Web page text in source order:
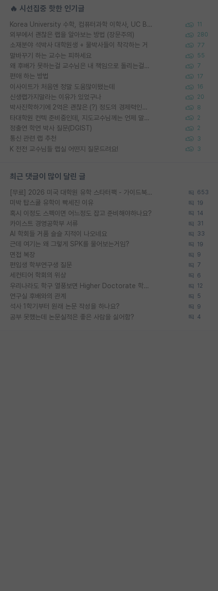
🔥 시선집중 핫한 인기글
Korea University 수학, 컴퓨터과학 이학사, UC Berkeley 산업공학 대학원 공학박사가 되는 것은 쉽지 않겠죠? 11
외부에서 괜찮은 랩을 알아보는 방법 (장문주의) 280
소재분야 석박사 대학원생 + 물박사들이 착각하는 거 77
말바꾸기 하는 교수는 피하세요 55
왜 후배가 못하는걸 교수님은 내 책임으로 돌리는걸까요? 7
편애 하는 방법 17
이사이트가 처음엔 정말 도움많이됐는데 16
신생랩가지말라는 이유가 있었구나 20
박사진학하기에 2억은 괜찮은 (?) 정도의 경제력인가요 8
타대학원 컨텍 준비중인데, 지도교수님께는 언제 말씀드려야 할까요? 2
정출연 학연 박사 질문(DGIST) 2
통신 관련 랩 추천 3
K 전전 교수님들 랩실 어떤지 질문드려요! 3
최근 댓글이 많이 달린 글
[무료] 2026 미국 대학원 유학 스타터팩 - 가이드북 & 합격자 컨택메일 템플릿 653
미박 탑스쿨 유학이 빡세진 이유 19
혹시 이정도 스펙이면 어느정도 잡고 준비해야하나요? 14
카이스트 경영공학부 서류 31
AI 학회들 거품 슬슬 지적이 나오네요 33
근데 여기는 왜 그렇게 SPK를 물어보는거임? 19
면접 복장 9
편입생 학부연구생 질문 7
세컨티어 학회의 위상 6
우리나라도 학구 열풍보면 Higher Doctorate 학위가 필요하다고 봅니다. 12
연구실 후배와의 관계 5
석사 1학기부터 원래 논문 작성을 하나요? 9
공부 못했는데 논문실적은 좋은 사람을 싫어함? 4